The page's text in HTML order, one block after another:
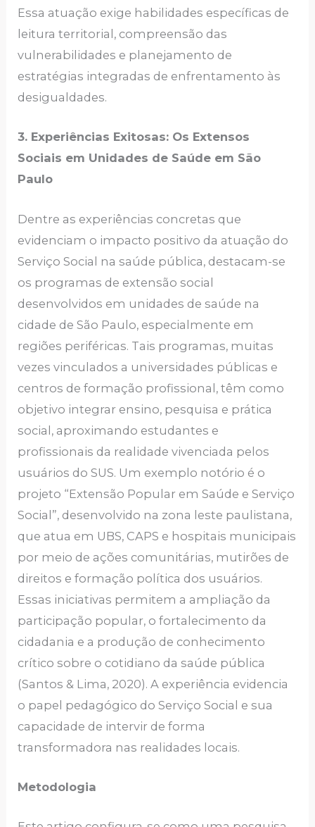
Essa atuação exige habilidades específicas de
leitura territorial, compreensão das
vulnerabilidades e planejamento de
estratégias integradas de enfrentamento às
desigualdades.
3. Experiências Exitosas: Os Extensos
Sociais em Unidades de Saúde em São
Paulo
Dentre as experiências concretas que
evidenciam o impacto positivo da atuação do
Serviço Social na saúde pública, destacam-se
os programas de extensão social
desenvolvidos em unidades de saúde na
cidade de São Paulo, especialmente em
regiões periféricas. Tais programas, muitas
vezes vinculados a universidades públicas e
centros de formação profissional, têm como
objetivo integrar ensino, pesquisa e prática
social, aproximando estudantes e
profissionais da realidade vivenciada pelos
usuários do SUS. Um exemplo notório é o
projeto “Extensão Popular em Saúde e Serviço
Social”, desenvolvido na zona leste paulistana,
que atua em UBS, CAPS e hospitais municipais
por meio de ações comunitárias, mutirões de
direitos e formação política dos usuários.
Essas iniciativas permitem a ampliação da
participação popular, o fortalecimento da
cidadania e a produção de conhecimento
crítico sobre o cotidiano da saúde pública
(Santos & Lima, 2020). A experiência evidencia
o papel pedagógico do Serviço Social e sua
capacidade de intervir de forma
transformadora nas realidades locais.
Metodologia